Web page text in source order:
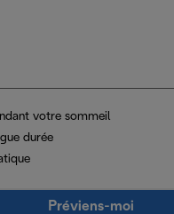
votre sommeil
durée
Préviens-moi